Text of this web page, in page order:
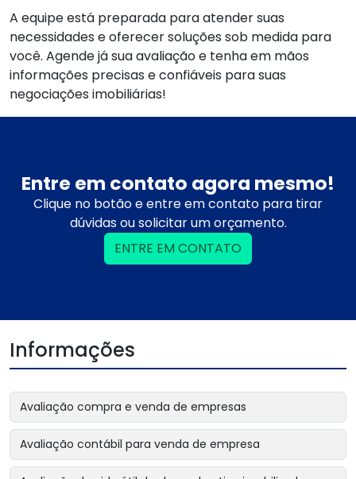
A equipe está preparada para atender suas
necessidades e oferecer soluções sob medida para
você. Agende já sua avaliação e tenha em mãos
informações precisas e confiáveis para suas
negociações imobiliárias!
Entre em contato agora mesmo!
Clique no botão e entre em contato para tirar
dúvidas ou solicitar um orçamento.
ENTRE EM CONTATO
Informações
Avaliação compra e venda de empresas
Avaliação contábil para venda de empresa